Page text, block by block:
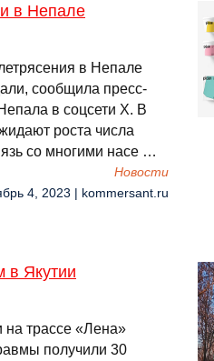
в Непале
в Непале
сообщила пресс-
в соцсети X. В
роста числа
со многими насе …
Новости
4, 2023 | kommersant.ru
в Якутии
на трассе «Лена»
получили 30